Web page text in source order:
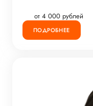
от 4 000 рублей
ПОДРОБНЕЕ